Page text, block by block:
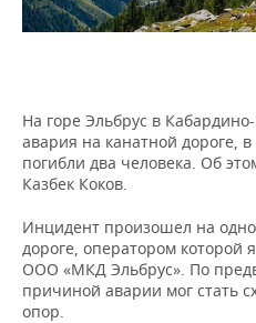
ТЕЛЕКОММУНИКАЦИИ
БИЗНЕС-БРАНЧИ
ОТКРЫТАЯ ЛЕКЦИЯ
ФУТБОЛ
БАСКЕТБОЛ
ВОЛЕЙБОЛ
КИБЕРСПОРТ
ФИГУРНОЕ КАТАНИЕ
НОВОСТИ ОБЩЕСТВА
ИНФРАСТРУКТУРА
ИСТОРИЯ
КУЛЬТУРА
МЕДИЦИНА
ФОТОГАЛЕРЕЯ
СПРАВОЧНИК
СПИСОК ПЕРСОН
СПИСОК КОМПАНИЙ
ПОЛНАЯ ВЕРСИЯ
На горе Эльбрус в
авария на канатной дороге, в
погибли два человека. Об
Казбек Коков.
Инцидент произошел на
дороге, оператором которой
ООО «МКД Эльбрус». По
причиной аварии мог стать
опор.